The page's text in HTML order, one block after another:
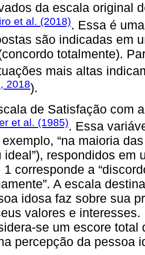
da escala original
et al. (2018). Essa é
são indicadas em
totalmente).
mais altas
2018).
de Satisfação com
et al. (1985). Essa
exemplo, “na maioria
ideal”), respondidos em
1 corresponde a
A escala
idosa faz sobre sua
valores e
se um escore total
percepção da pessoa